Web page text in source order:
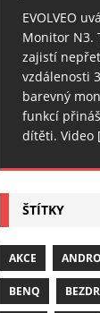
EVOLVEO
Monitor N3.
zajistí
vzdálenosti
barevný
funkcí
dítěti. Video
ŠTÍTKY
AKCE
BENQ